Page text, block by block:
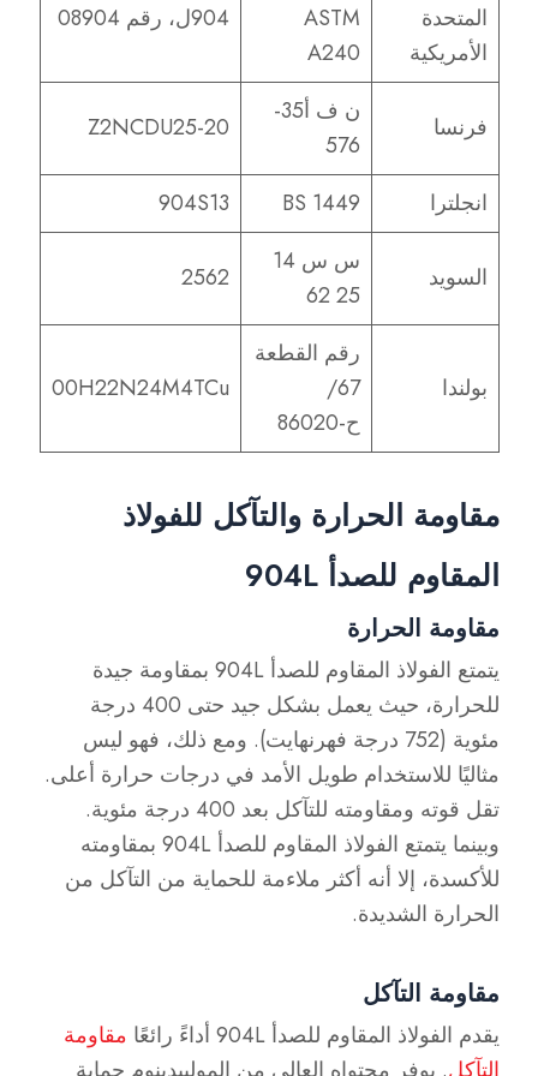
المتحدة
الأمريكية
ASTM
A240
904ل، رقم 08904
فرنسا
ن ف أ35-
576
Z2NCDU25-20
انجلترا BS 1449
904S13
السويد
س س 14
25 62
2562
بولندا
رقم القطعة
67/
ح-86020
00H22N24M4TCu
مقاومة الحرارة والتآكل للفولاذ
المقاوم للصدأ 904L
مقاومة الحرارة
يتمتع الفولاذ المقاوم للصدأ 904L بمقاومة جيدة
للحرارة، حيث يعمل بشكل جيد حتى 400 درجة
مئوية (752 درجة فهرنهايت). ومع ذلك، فهو ليس
مثاليًا للاستخدام طويل الأمد في درجات حرارة أعلى.
تقل قوته ومقاومته للتآكل بعد 400 درجة مئوية.
وبينما يتمتع الفولاذ المقاوم للصدأ 904L بمقاومته
للأكسدة، إلا أنه أكثر ملاءمة للحماية من التآكل من
الحرارة الشديدة.
مقاومة التآكل
يقدم الفولاذ المقاوم للصدأ 904L أداءً رائعًا
مقاومة
التآكل. يوفر محتواه العالي من الموليبدينوم حماية